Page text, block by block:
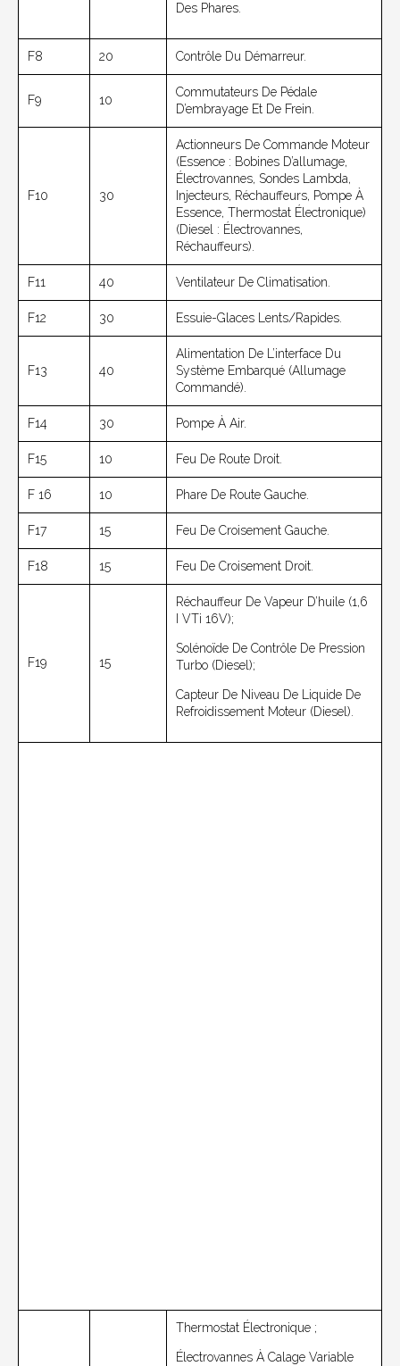
Des Phares.
F8 20 Contrôle Du Démarreur.
F9 10
Commutateurs De Pédale
D’embrayage Et De Frein.
F10 30
Actionneurs De Commande Moteur
(Essence : Bobines D’allumage,
Électrovannes, Sondes Lambda,
Injecteurs, Réchauffeurs, Pompe À
Essence, Thermostat Électronique)
(Diesel : Électrovannes,
Réchauffeurs).
F11 40 Ventilateur De Climatisation.
F12 30 Essuie-Glaces Lents/rapides.
F13 40
Alimentation De L’interface Du
Système Embarqué (allumage
Commandé).
F14 30 Pompe À Air.
F15 10 Feu De Route Droit.
F 16 10 Phare De Route Gauche.
F17 15 Feu De Croisement Gauche.
F18 15 Feu De Croisement Droit.
F19 15
Réchauffeur De Vapeur D’huile (1,6
I VTi 16V);
Solénoïde De Contrôle De Pression
Turbo (Diesel);
Capteur De Niveau De Liquide De
Refroidissement Moteur (diesel).
Thermostat Électronique ;
Électrovannes À Calage Variable